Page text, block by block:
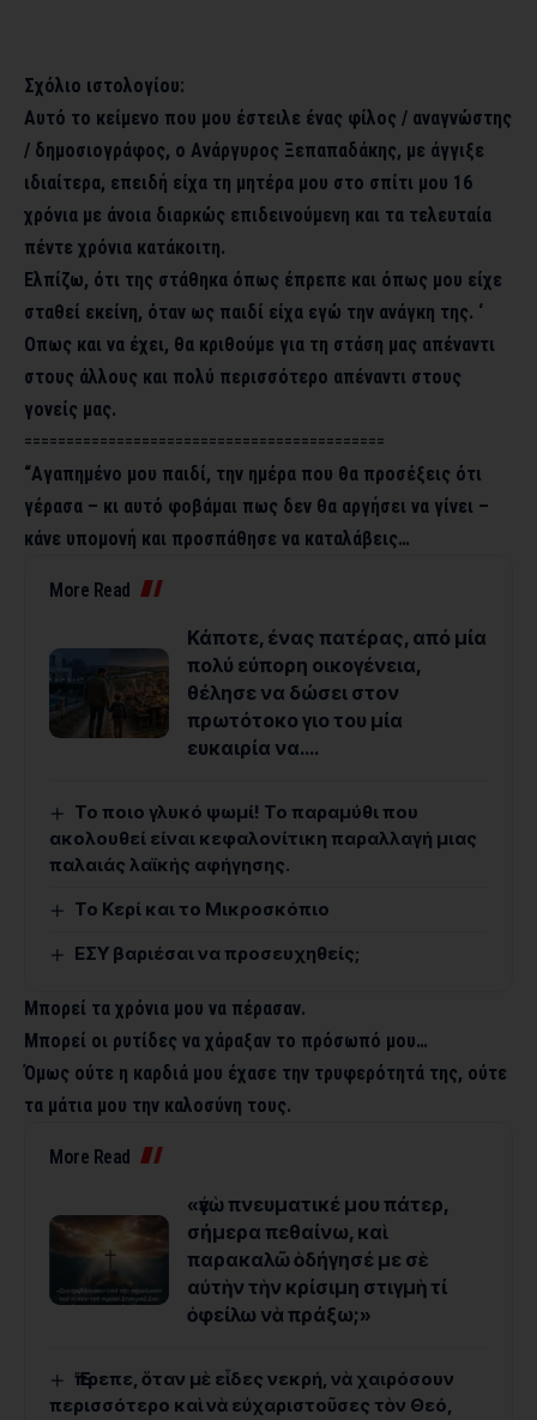
Σχόλιο ιστολογίου:
Αυτό το κείμενο που μου έστειλε ένας φίλος / αναγνώστης
/ δημοσιογράφος, ο Ανάργυρος Ξεπαπαδάκης, με άγγιξε
ιδιαίτερα, επειδή είχα τη μητέρα μου στο σπίτι μου 16
χρόνια με άνοια διαρκώς επιδεινούμενη και τα τελευταία
πέντε χρόνια κατάκοιτη.
Ελπίζω, ότι της στάθηκα όπως έπρεπε και όπως μου είχε
σταθεί εκείνη, όταν ως παιδί είχα εγώ την ανάγκη της. ‘
Οπως και να έχει, θα κριθούμε για τη στάση μας απέναντι
στους άλλους και πολύ περισσότερο απέναντι στους
γονείς μας.
===========================================
“Αγαπημένο μου παιδί, την ημέρα που θα προσέξεις ότι
γέρασα – κι αυτό φοβάμαι πως δεν θα αργήσει να γίνει –
κάνε υπομονή και προσπάθησε να καταλάβεις…
More Read
Κάποτε, ένας πατέρας, από μία
πολύ εύπορη οικογένεια,
θέλησε να δώσει στον
πρωτότοκο γιο του μία
ευκαιρία να….
Το ποιο γλυκό ψωμί! Το παραμύθι που
ακολουθεί είναι κεφαλονίτικη παραλλαγή μιας
παλαιάς λαϊκής αφήγησης.
Το Κερί και το Μικροσκόπιο
ΕΣΥ βαριέσαι να προσευχηθείς;
Μπορεί τα χρόνια μου να πέρασαν.
Μπορεί οι ρυτίδες να χάραξαν το πρόσωπό μου…
Όμως ούτε η καρδιά μου έχασε την τρυφερότητά της, ούτε
τα μάτια μου την καλοσύνη τους.
More Read
«ἐγὼ πνευματικέ μου πάτερ,
σήμερα πεθαίνω, καὶ
παρακαλῶ ὁδήγησέ με σὲ
αὐτὴν τὴν κρίσιμη στιγμὴ τί
ὀφείλω νὰ πράξω;»
Ἔπρεπε, ὅταν μὲ εἶδες νεκρή, νὰ χαιρόσουν
περισσότερο καὶ νὰ εὐχαριστοῦσες τὸν Θεό,